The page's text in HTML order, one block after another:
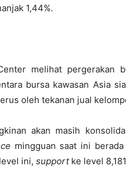
1,44%.
melihat pergerakan
bursa kawasan Asia
oleh tekanan jual
akan masih
mingguan saat ini
ini, supportke level